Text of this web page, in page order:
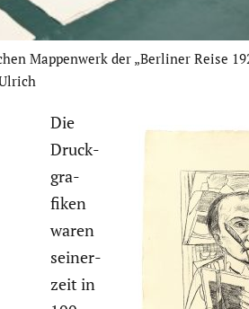
Mappen­werk der „Berliner Reise
Die
Druck­
gra­
fiken
waren
seiner­
zeit in